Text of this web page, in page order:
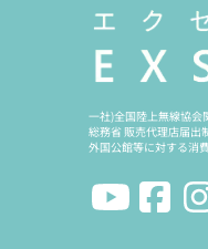
一社)全国陸上無線協会
総務省 販売代理店届出
外国公館等に対する消